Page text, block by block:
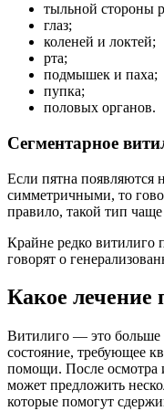
тыльной стороны
глаз;
коленей и локтей;
рта;
подмышек и паха;
пупка;
половых органов.
Сегментарное
Если пятна появляются
симметричными, то
правило, такой тип чаще
Крайне редко витилиго
говорят о
Какое лечение
Витилиго — это больше
состояние, требующее
помощи. После осмотра
может предложить
которые помогут